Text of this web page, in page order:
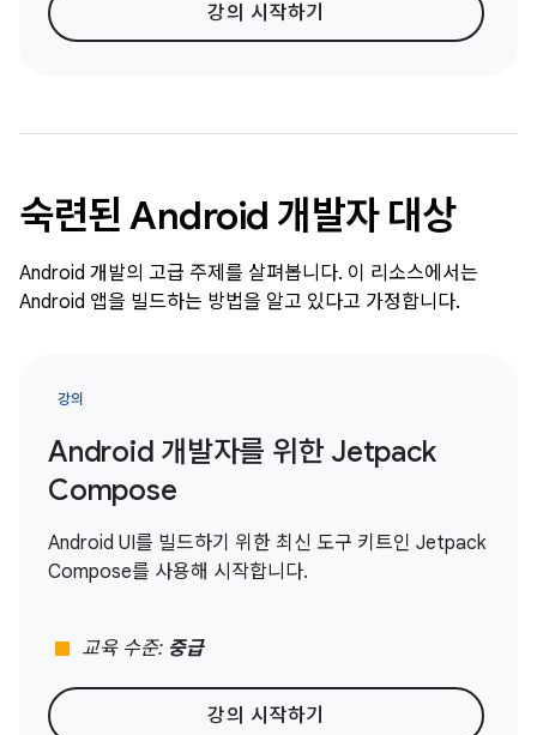
강의 시작하기
숙련된 Android 개발자 대상
Android 개발의 고급 주제를 살펴봅니다. 이 리소스에서는
Android 앱을 빌드하는 방법을 알고 있다고 가정합니다.
강의
Android 개발자를 위한 Jetpack
Compose
Android UI를 빌드하기 위한 최신 도구 키트인 Jetpack
Compose를 사용해 시작합니다.
stop 교육 수준: 중급
강의 시작하기